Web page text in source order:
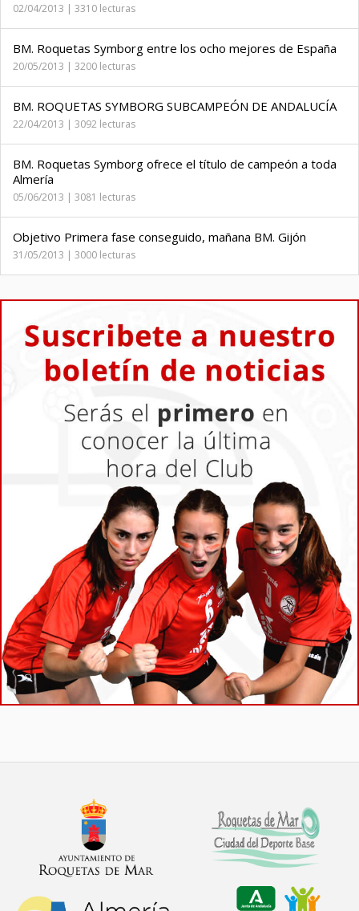
02/04/2013 | 3310 lecturas
BM. Roquetas Symborg entre los ocho mejores de España
20/05/2013 | 3200 lecturas
BM. ROQUETAS SYMBORG SUBCAMPEÓN DE ANDALUCÍA
22/04/2013 | 3092 lecturas
BM. Roquetas Symborg ofrece el título de campeón a toda
Almería
05/06/2013 | 3081 lecturas
Objetivo Primera fase conseguido, mañana BM. Gijón
31/05/2013 | 3000 lecturas